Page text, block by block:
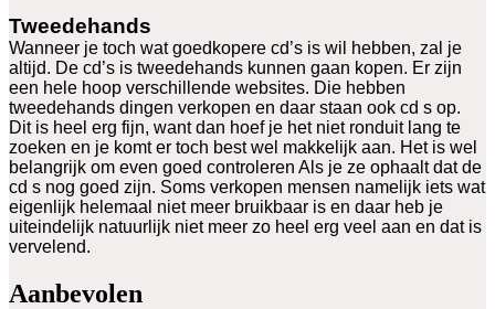
Tweedehands
Wanneer je toch wat goedkopere cd’s is wil hebben, zal je
altijd. De cd’s is tweedehands kunnen gaan kopen. Er zijn
een hele hoop verschillende websites. Die hebben
tweedehands dingen verkopen en daar staan ook cd s op.
Dit is heel erg fijn, want dan hoef je het niet ronduit lang te
zoeken en je komt er toch best wel makkelijk aan. Het is wel
belangrijk om even goed controleren Als je ze ophaalt dat de
cd s nog goed zijn. Soms verkopen mensen namelijk iets wat
eigenlijk helemaal niet meer bruikbaar is en daar heb je
uiteindelijk natuurlijk niet meer zo heel erg veel aan en dat is
vervelend.
Aanbevolen